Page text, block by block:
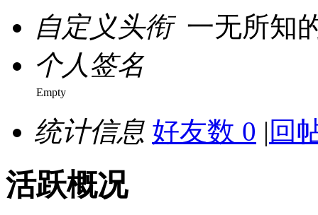
自定义头衔 一无所知
个人签名
Empty
统计信息 好友数 0 | 回
活跃概况